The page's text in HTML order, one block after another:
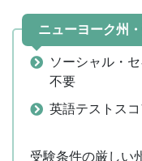
ニューヨーク州
ソーシャル・
不要
英語テストス
受験条件の厳しい